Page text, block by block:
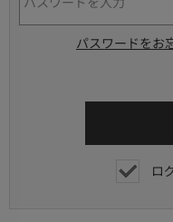
パスワードをお
ロ